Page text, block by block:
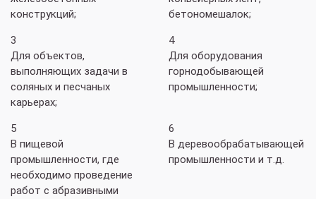
конструкций;
бетономешалок;
3
Для объектов,
выполняющих задачи в
соляных и песчаных
карьерах;
4
Для оборудования
горнодобывающей
промышленности;
5
В пищевой
промышленности, где
необходимо проведение
работ с абразивными
6
В деревообрабатывающей
промышленности и т.д.